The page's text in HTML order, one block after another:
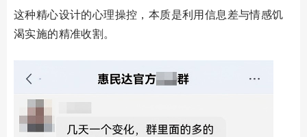
这种精心设计的心理操控，本质是利用信息差与情感饥
渴实施的精准收割。